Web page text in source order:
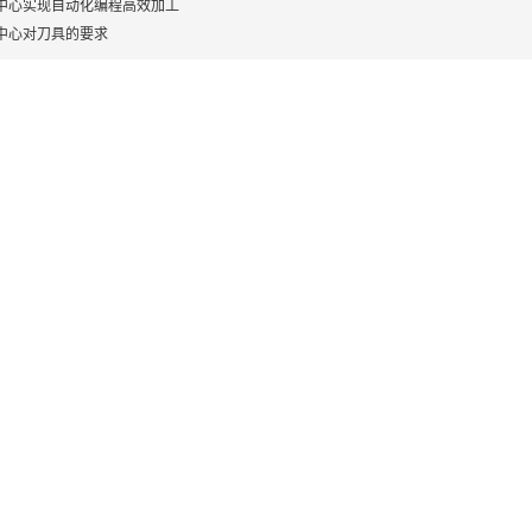
心实现自动化编程高效加工
心对刀具的要求